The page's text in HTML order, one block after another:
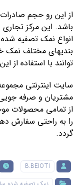
از این رو حجم
باشد. این مرکز
انواع نمک تصفیه
بندیهای مختلف نمک
توانند با استفاده از
سایت اینترنتی
مشتریان و صرفه
از تمامی محصولات
را به راحتی سفارش
گردد.
B.BEIOTI